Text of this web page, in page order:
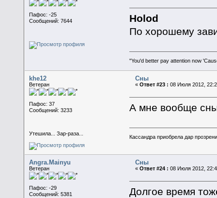
Пафос: -25
Сообщений: 7644
Holod
По хорошему
"You'd better pay attention now
khe12
Ветеран
Пафос: 37
Сообщений: 3233
Утешила... Зар-раза...
Сны
«Ответ #23 : 08 Июля 2012,
А мне вообще
Кассандра приобрела дар
Angra.Mainyu
Ветеран
Пафос: -29
Сообщений: 5381
Сны
«Ответ #24 : 08 Июля 2012,
Долгое время